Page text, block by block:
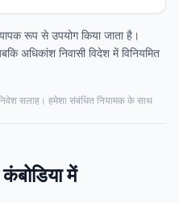
रूप से उपयोग किया जाता है।
अधिकांश निवासी विदेश में विनियमित
निवेश सलाह। हमेशा संबंधित नियामक के साथ
में